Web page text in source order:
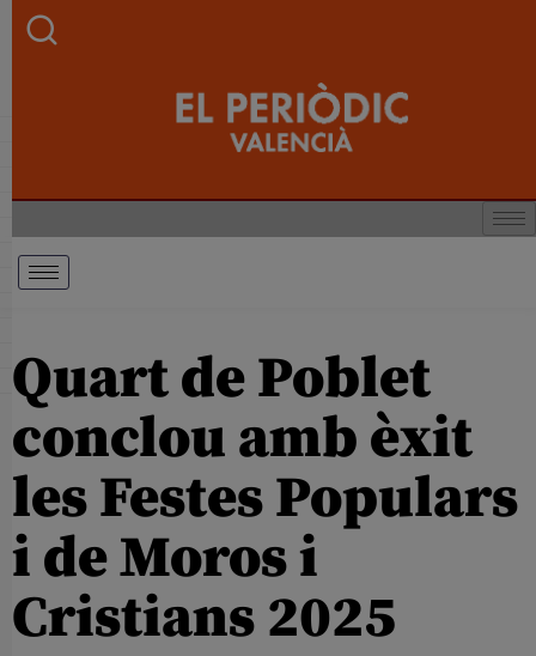
Quart de Poblet
conclou amb èxit
les Festes Populars
i de Moros i
Cristians 2025